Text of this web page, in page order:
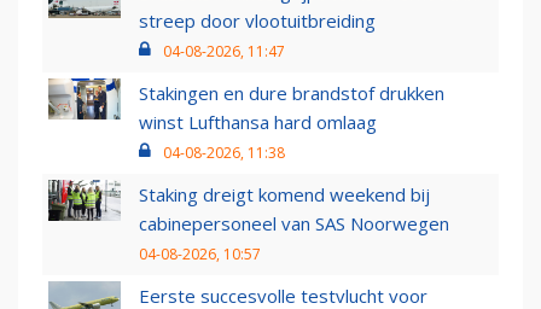
streep door vlootuitbreiding
04-08-2026, 11:47
Stakingen en dure brandstof drukken
winst Lufthansa hard omlaag
04-08-2026, 11:38
Staking dreigt komend weekend bij
cabinepersoneel van SAS Noorwegen
04-08-2026, 10:57
Eerste succesvolle testvlucht voor